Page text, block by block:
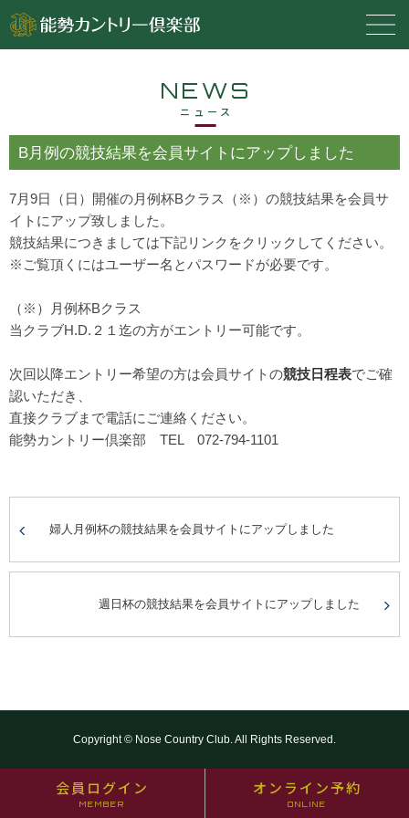
会員ログイン
MEMBER
オンライン予約
ONLINE
NEWS
ニュース
B月例の競技結果を会員サイトにアップしました
7月9日（日）開催の月例杯Bクラス（※）の競技結果を会員サ
イトにアップ致しました。
競技結果につきましては下記リンクをクリックしてください。
※ご覧頂くにはユーザー名とパスワードが必要です。
（※）月例杯Bクラス
当クラブH.D.２１迄の方がエントリー可能です。
次回以降エントリー希望の方は会員サイトの競技日程表でご確
認いただき、
直接クラブまで電話にご連絡ください。
能勢カントリー倶楽部 TEL 072-794-1101
婦人月例杯の競技結果を会員サイトにアップしました
週日杯の競技結果を会員サイトにアップしました
Copyright © Nose Country Club. All Rights Reserved.